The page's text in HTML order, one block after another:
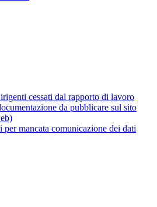
cessati dal rapporto di lavoro
da pubblicare sul sito
per mancata comunicazione dei dati